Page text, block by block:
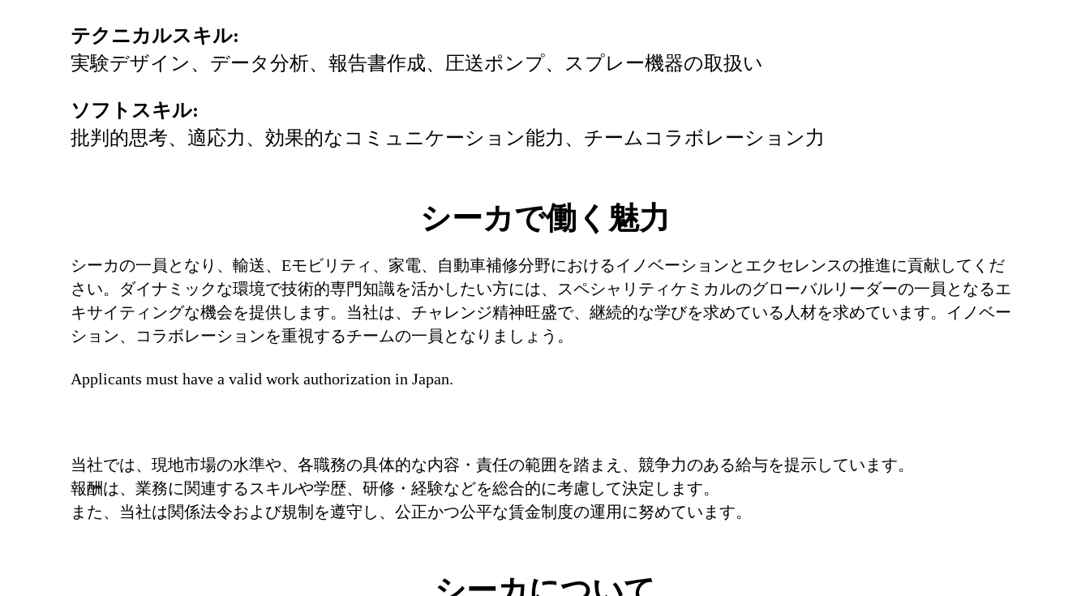
テクニカルスキル:
実験デザイン、データ分析、報告書作成、圧送ポンプ、スプレー機器の取扱い
ソフトスキル:
批判的思考、適応力、効果的なコミュニケーション能力、チームコラボレーション力
シーカで働く魅力
シーカの一員となり、輸送、Eモビリティ、家電、自動車補修分野におけるイノベーションとエクセレンスの推進に貢献してくだ
さい。ダイナミックな環境で技術的専門知識を活かしたい方には、スペシャリティケミカルのグローバルリーダーの一員となるエ
キサイティングな機会を提供します。当社は、チャレンジ精神旺盛で、継続的な学びを求めている人材を求めています。イノベー
ション、コラボレーションを重視するチームの一員となりましょう。
Applicants must have a valid work authorization in Japan.
当社では、現地市場の水準や、各職務の具体的な内容・責任の範囲を踏まえ、競争力のある給与を提示しています。
報酬は、業務に関連するスキルや学歴、研修・経験などを総合的に考慮して決定します。
また、当社は関係法令および規制を遵守し、公正かつ公平な賃金制度の運用に努めています。